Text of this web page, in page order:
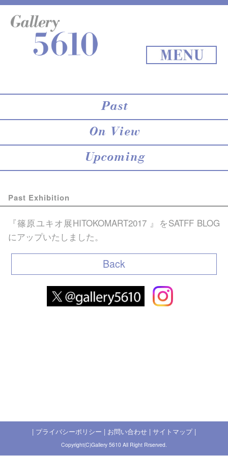
MENU
Exhibition
About 5610
Archives
Map
online store
Staff Blog
Past
On View
Upcoming
Past Exhibition
『篠原ユキオ展HITOKOMART2017 』をSATFF BLOG
にアップいたしました。
Back
| プライバシーポリシー | お問い合わせ | サイトマップ |
Copyright(C)Gallery 5610 All Right Rrserved.